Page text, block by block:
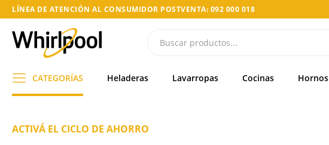
CATEGORÍAS Heladeras Lavarropas Cocinas Hornos
LÍNEA DE ATENCIÓN AL CONSUMIDOR POSTVENTA: 092 000 018
ACTIVÁ EL CICLO DE AHORRO